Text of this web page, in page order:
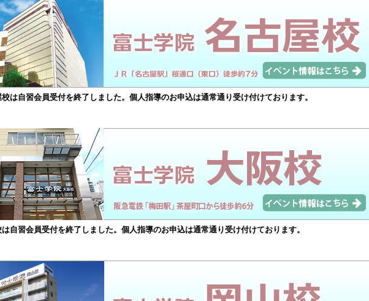
は自習会員受付を終了しました。個人指導のお申込は通常通り受け付けております。
自習会員受付を終了しました。個人指導のお申込は通常通り受け付けております。